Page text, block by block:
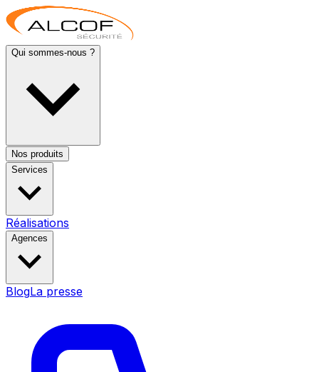
Qui sommes-nous ?
Nos produits
Services
Réalisations
Agences
BlogLa presse